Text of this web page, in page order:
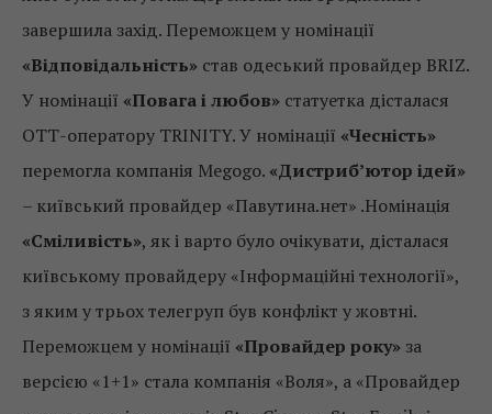
завершила захід. Переможцем у номінації
«Відповідальність» став одеський провайдер BRIZ.
У номінації «Повага і любов» статуетка дісталася
ОТТ-оператору TRINITY. У номінації «Чесність»
перемогла компанія Меgogo. «Дистриб’ютор ідей»
– київський провайдер «Павутина.нет» .Номінація
«Сміливість», як і варто було очікувати, дісталася
київському провайдеру «Інформаційні технології»,
з яким у трьох телегруп був конфлікт у жовтні.
Переможцем у номінації «Провайдер року» за
версією «1+1» стала компанія «Воля», а «Провайдер